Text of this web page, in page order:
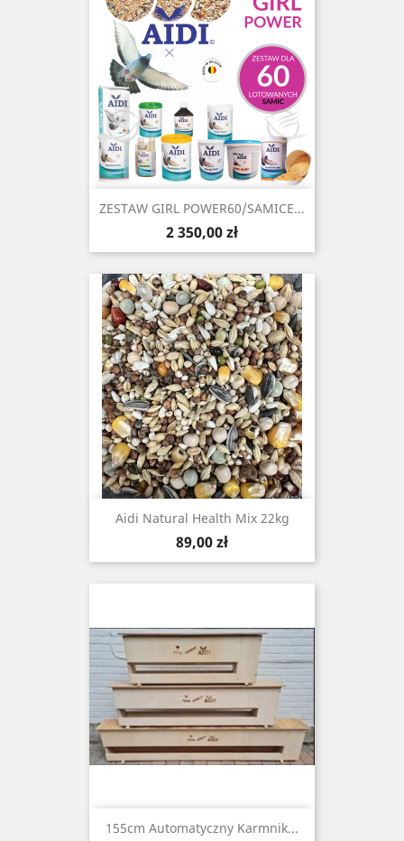
ZESTAW GIRL POWER60/SAMICE...
Cena
2 350,00 zł
Aidi Natural Health Mix 22kg
Cena
89,00 zł
155cm Automatyczny Karmnik...